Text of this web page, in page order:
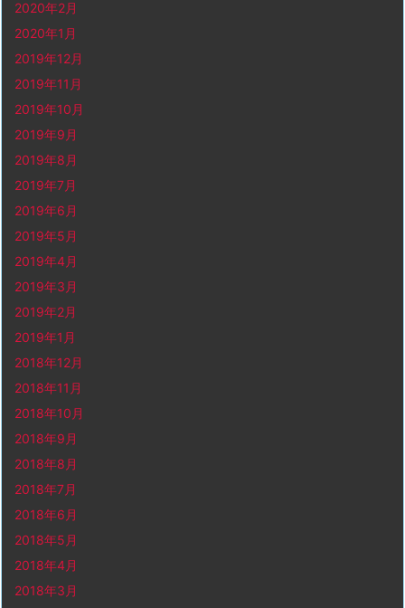
2020年2月
2020年1月
2019年12月
2019年11月
2019年10月
2019年9月
2019年8月
2019年7月
2019年6月
2019年5月
2019年4月
2019年3月
2019年2月
2019年1月
2018年12月
2018年11月
2018年10月
2018年9月
2018年8月
2018年7月
2018年6月
2018年5月
2018年4月
2018年3月